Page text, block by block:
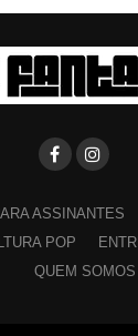
ASSINANTES
POP
QUEM SOMOS